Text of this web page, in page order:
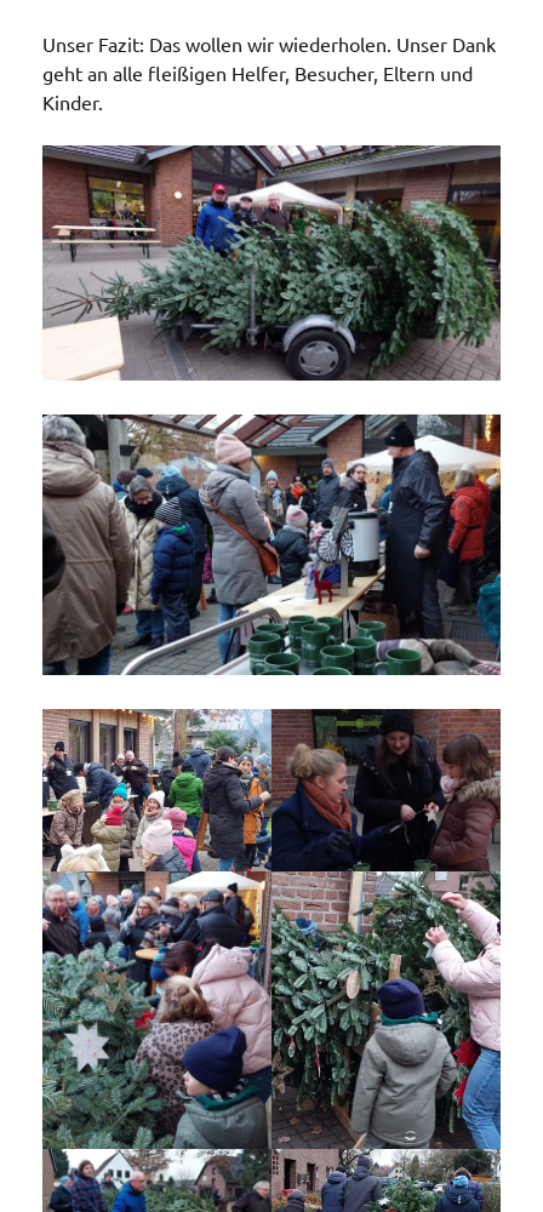
Unser Fazit: Das wollen wir wiederholen. Unser Dank
geht an alle fleißigen Helfer, Besucher, Eltern und
Kinder.